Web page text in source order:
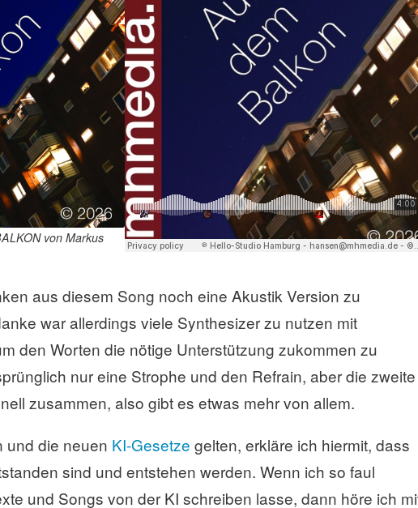
von Markus
aus diesem Song noch eine Akustik Version zu
war allerdings viele Synthesizer zu nutzen mit
den Worten die nötige Unterstützung zukommen zu
nur eine Strophe und den Refrain, aber die zweite
zusammen, also gibt es etwas mehr von allem.
und die neuen KI-Gesetze gelten, erkläre ich hiermit, dass
sind und entstehen werden. Wenn ich so faul
und Songs von der KI schreiben lasse, dann höre ich